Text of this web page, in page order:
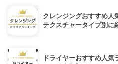
クレンジングおすすめ人
テクスチャータイプ別に
ドライヤーおすすめ人気